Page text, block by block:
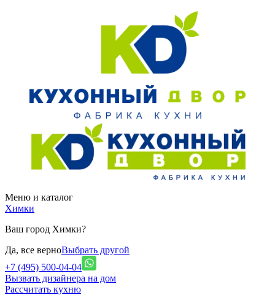
Меню и каталог
Химки
Ваш город Химки?
Да, все верноВыбрать другой
+7 (495) 500-04-04
Вызвать дизайнера на дом
Рассчитать кухню